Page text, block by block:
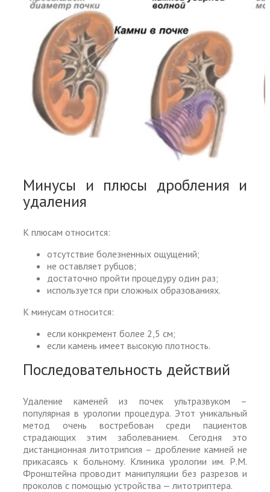
Минусы и плюсы дробления и
удаления
К плюсам относится:
отсутствие болезненных ощущений;
не оставляет рубцов;
достаточно пройти процедуру один раз;
используется при сложных образованиях.
К минусам относится:
если конкремент более 2,5 см;
если камень имеет высокую плотность.
Последовательность действий
Удаление каменей из почек ультразвуком –
популярная в урологии процедура. Этот уникальный
метод очень востребован среди пациентов
страдающих этим заболеванием. Сегодня это
дистанционная литотрипсия – дробление камней не
прикасаясь к больному. Клиника урологии им. Р.М.
Фронштейна проводит манипуляции без разрезов и
проколов с помощью устройства — литотриптера.